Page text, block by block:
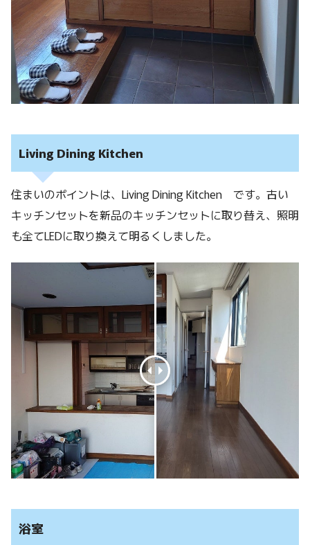
Living Dining Kitchen
住まいのポイントは、Living Dining Kitchen です。古い
キッチンセットを新品のキッチンセットに取り替え、照明
も全てLEDに取り換えて明るくしました。
浴室